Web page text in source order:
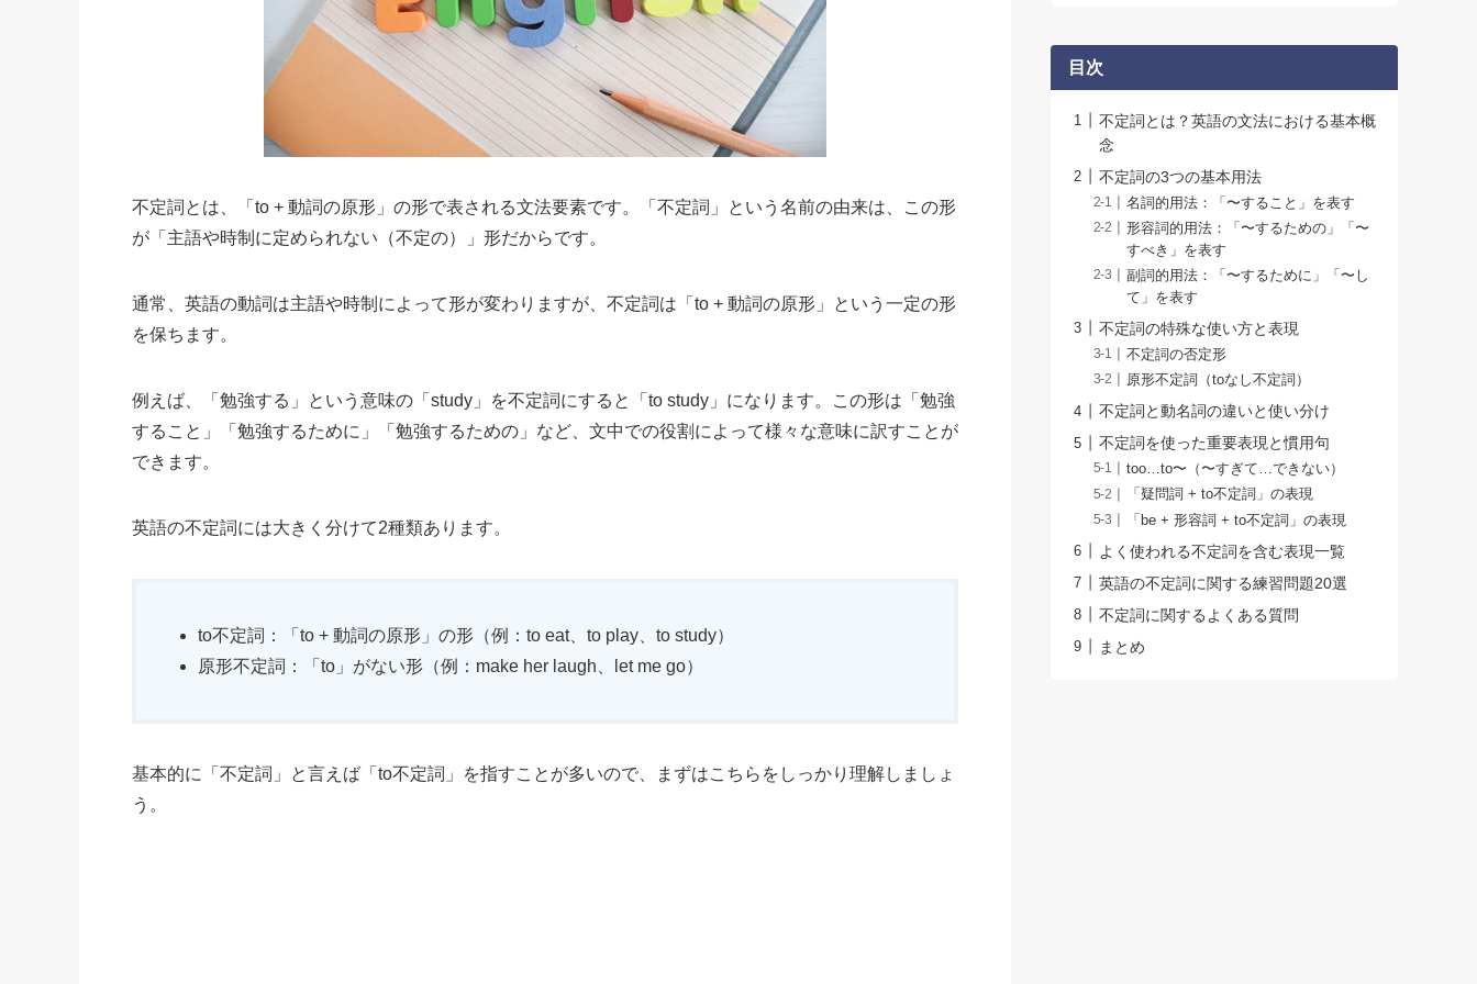
不定詞とは、「to + 動詞の原形」の形で表される文法要素です。「不定詞」という名前の由来は、この形
が「主語や時制に定められない（不定の）」形だからです。
通常、英語の動詞は主語や時制によって形が変わりますが、不定詞は「to + 動詞の原形」という一定の形
を保ちます。
例えば、「勉強する」という意味の「study」を不定詞にすると「to study」になります。この形は「勉強
すること」「勉強するために」「勉強するための」など、文中での役割によって様々な意味に訳すことが
できます。
英語の不定詞には大きく分けて2種類あります。
to不定詞：「to + 動詞の原形」の形（例：to eat、to play、to study）
原形不定詞：「to」がない形（例：make her laugh、let me go）
基本的に「不定詞」と言えば「to不定詞」を指すことが多いので、まずはこちらをしっかり理解しましょ
う。
目次
不定詞とは？英語の文法における基本概
念
不定詞の3つの基本用法
名詞的用法：「〜すること」を表す
形容詞的用法：「〜するための」「〜
すべき」を表す
副詞的用法：「〜するために」「〜し
て」を表す
不定詞の特殊な使い方と表現
不定詞の否定形
原形不定詞（toなし不定詞）
不定詞と動名詞の違いと使い分け
不定詞を使った重要表現と慣用句
too…to〜（〜すぎて…できない）
「疑問詞 + to不定詞」の表現
「be + 形容詞 + to不定詞」の表現
よく使われる不定詞を含む表現一覧
英語の不定詞に関する練習問題20選
不定詞に関するよくある質問
まとめ